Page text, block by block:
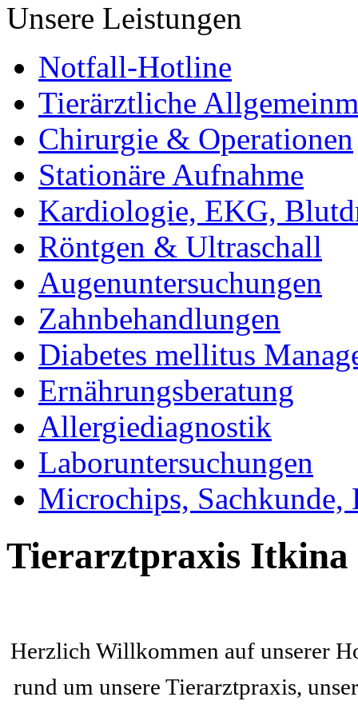
Unsere Leistungen
Notfall-Hotline
Tierärztliche
Chirurgie & Operationen
Stationäre Aufnahme
Kardiologie, EKG,
Röntgen & Ultraschall
Augenuntersuchungen
Zahnbehandlungen
Diabetes mellitus
Ernährungsberatung
Allergiediagnostik
Laboruntersuchungen
Microchips, Sachkunde,
Tierarztpraxis Itkina
Herzlich Willkommen auf unserer
rund um unsere Tierarztpraxis,